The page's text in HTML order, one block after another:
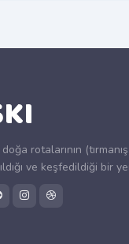
rotalarının
ve keşfedildiği bir